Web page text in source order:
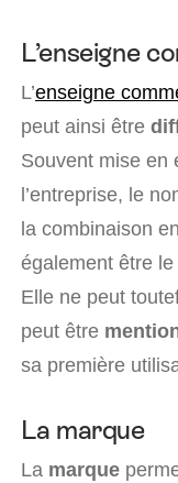
L’enseigne
L’enseigne
peut ainsi être
Souvent mise en
l’entreprise, le
la combinaison
également être
Elle ne peut
peut être
sa première
La marque
La marque